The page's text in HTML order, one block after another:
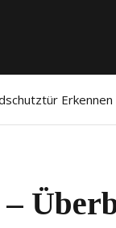
Erkennen